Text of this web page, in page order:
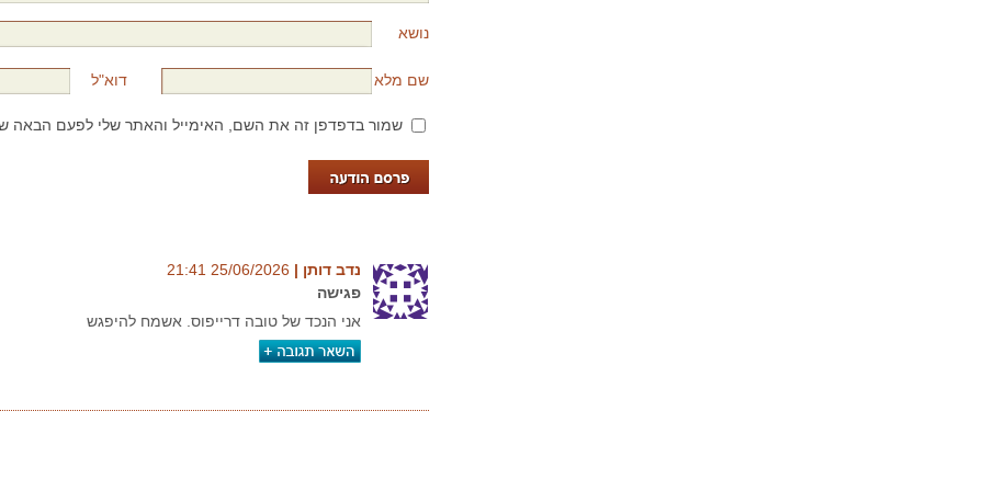
שם מלא דוא"ל
נושא
שמור בדפדפן זה את השם, האימייל והאתר שלי לפעם הבאה
נדב דותן‏ |
פגישה
אני הנכד של טובה דרייפוס. אשמח להיפגש